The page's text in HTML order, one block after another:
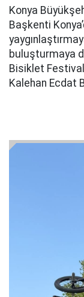
Konya
Başkenti
buluşturmaya
Bisiklet
Kalehan Ecdat